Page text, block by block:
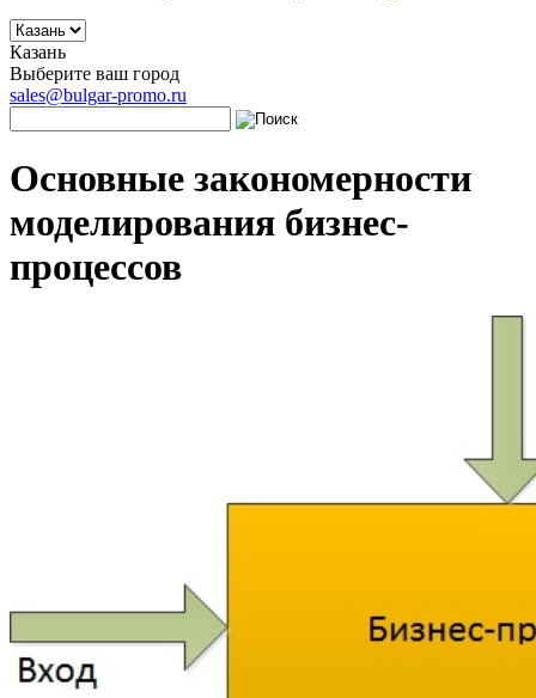
Казань
Выберите ваш город
sales@bulgar-promo.ru
Основные закономерности
моделирования бизнес-
процессов